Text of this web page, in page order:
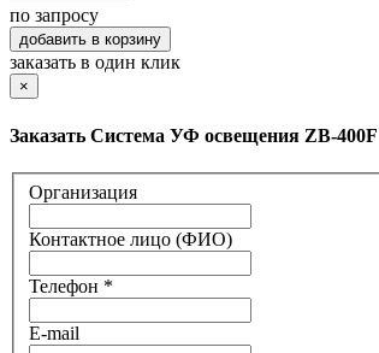
по запросу
добавить в корзину
заказать в один клик
×
Заказать Система УФ освещения ZB-400F
Организация
Контактное лицо (ФИО)
Телефон *
E-mail